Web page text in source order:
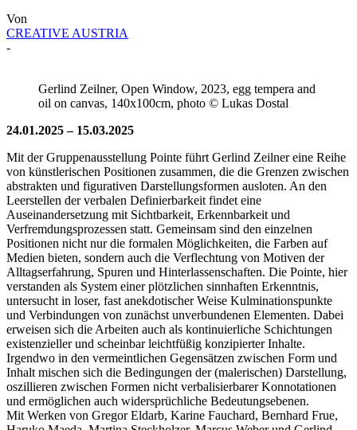
Von
CREATIVE AUSTRIA
-
Gerlind Zeilner, Open Window, 2023, egg tempera and
oil on canvas, 140x100cm, photo © Lukas Dostal
24.01.2025 – 15.03.2025
Mit der Gruppenausstellung Pointe führt Gerlind Zeilner eine Reihe
von künstlerischen Positionen zusammen, die die Grenzen zwischen
abstrakten und figurativen Darstellungsformen ausloten. An den
Leerstellen der verbalen Definierbarkeit findet eine
Auseinandersetzung mit Sichtbarkeit, Erkennbarkeit und
Verfremdungsprozessen statt. Gemeinsam sind den einzelnen
Positionen nicht nur die formalen Möglichkeiten, die Farben auf
Medien bieten, sondern auch die Verflechtung von Motiven der
Alltagserfahrung, Spuren und Hinterlassenschaften. Die Pointe, hier
verstanden als System einer plötzlichen sinnhaften Erkenntnis,
untersucht in loser, fast anekdotischer Weise Kulminationspunkte
und Verbindungen von zunächst unverbundenen Elementen. Dabei
erweisen sich die Arbeiten auch als kontinuierliche Schichtungen
existenzieller und scheinbar leichtfüßig konzipierter Inhalte.
Irgendwo in den vermeintlichen Gegensätzen zwischen Form und
Inhalt mischen sich die Bedingungen der (malerischen) Darstellung,
oszillieren zwischen Formen nicht verbalisierbarer Konnotationen
und ermöglichen auch widersprüchliche Bedeutungsebenen.
Mit Werken von Gregor Eldarb, Karine Fauchard, Bernhard Frue,